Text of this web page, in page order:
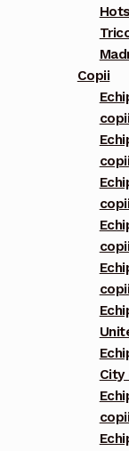
Copii
City